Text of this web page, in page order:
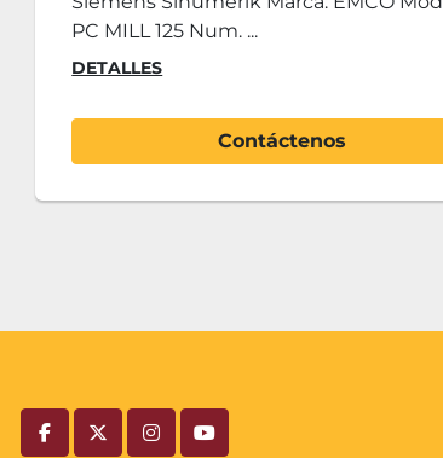
Num. ...
facebooktwitterinstagramyoutube